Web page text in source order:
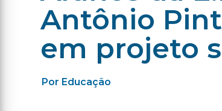
Antônio
em projeto
Por Educação